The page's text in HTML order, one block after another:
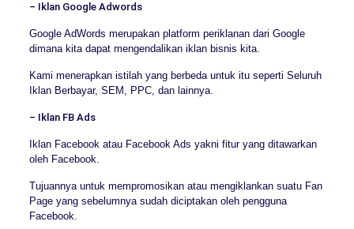
– Iklan Google Adwords
Google AdWords merupakan platform periklanan dari Google
dimana kita dapat mengendalikan iklan bisnis kita.
Kami menerapkan istilah yang berbeda untuk itu seperti Seluruh
Iklan Berbayar, SEM, PPC, dan lainnya.
– Iklan FB Ads
Iklan Facebook atau Facebook Ads yakni fitur yang ditawarkan
oleh Facebook.
Tujuannya untuk mempromosikan atau mengiklankan suatu Fan
Page yang sebelumnya sudah diciptakan oleh pengguna
Facebook.